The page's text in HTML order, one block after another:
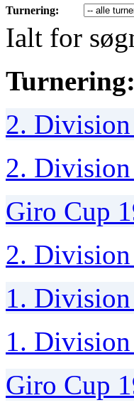
Turnering:
Ialt for
Turnering:
2.
2. Division
Giro Cup
2. Division
1.
1.
Giro Cup